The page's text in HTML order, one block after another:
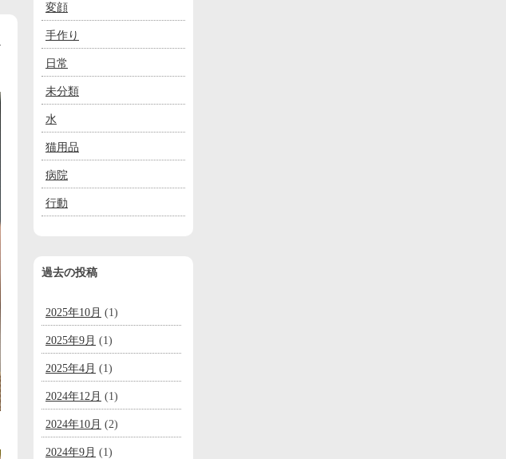
変顔
手作り
日常
未分類
水
猫用品
病院
行動
過去の投稿
2025年10月 (1)
2025年9月 (1)
2025年4月 (1)
2024年12月 (1)
2024年10月 (2)
2024年9月 (1)